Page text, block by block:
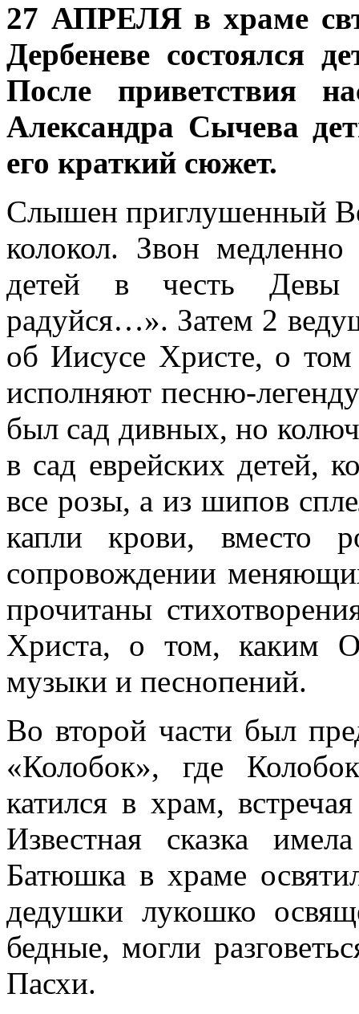
27 АПРЕЛЯ в храме
Дербеневе состоялся
После приветствия
Александра Сычева
его краткий сюжет.
Слышен приглушенный
колокол. Звон медленно
детей в честь Девы
радуйся…». Затем 2
об Иисусе Христе, о
исполняют песню-
был сад дивных, но
в сад еврейских детей,
все розы, а из шипов
капли крови, вместо
сопровождении
прочитаны
Христа, о том, каким
музыки и песнопений.
Во второй части был
«Колобок», где
катился в храм,
Известная сказка
Батюшка в храме
дедушки лукошко
бедные, могли
Пасхи.